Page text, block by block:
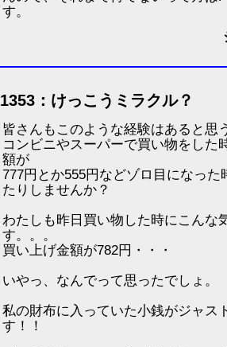
す。
1353：けっこうミラクル？
皆さんもこのような経験はあると思
コンビニやスーパーで買い物をした
額が
777円とか555円などゾロ目になっ
たりしませんか？
わたしも昨日買い物した時にこんな
す。。。
買い上げ金額が782円・・・
いやっ、なんでって思ったでしょ。
私の財布に入っていた小銭がジャス
す！！